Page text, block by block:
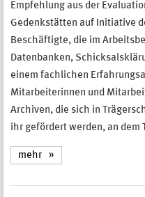
Empfehlung aus der
Gedenkstätten auf Initiative
Beschäftigte, die im
Datenbanken,
einem fachlichen
Mitarbeiterinnen und
Archiven, die sich in
ihr gefördert werden, an dem
mehr